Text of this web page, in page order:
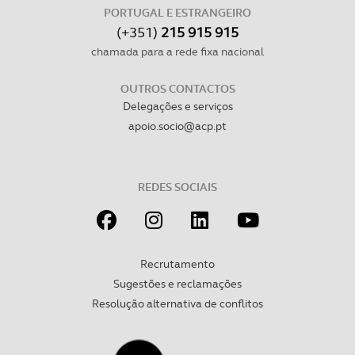
consentimento e quando tal se afigure estritamente
necessário no contexto dos serviços a prestar.
tecnologias similares pode ter impacto na sua
experiência de navegação no Website e nos serviços
PORTUGAL E ESTRANGEIRO
(+351) 215 915 915
chamada para a rede fixa nacional
OUTROS CONTACTOS
Delegações e serviços
apoio.socio@acp.pt
REDES SOCIAIS
Recrutamento
Sugestões e reclamações
Resolução alternativa de conflitos